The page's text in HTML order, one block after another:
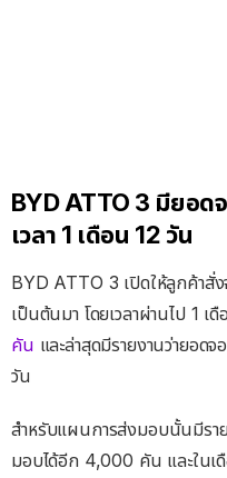
BYD ATTO 3 มียอด
เวลา 1 เดือน 12 วัน
BYD ATTO 3 เปิดให้ลูกค้าสั่
เป็นต้นมา โดยเวลาผ่านไป 1 เดื
คัน และล่าสุดมีรายงานว่ายอด
วัน
สำหรับแผนการส่งมอบนั้นมีรา
มอบได้อีก 4,000 คัน และใน